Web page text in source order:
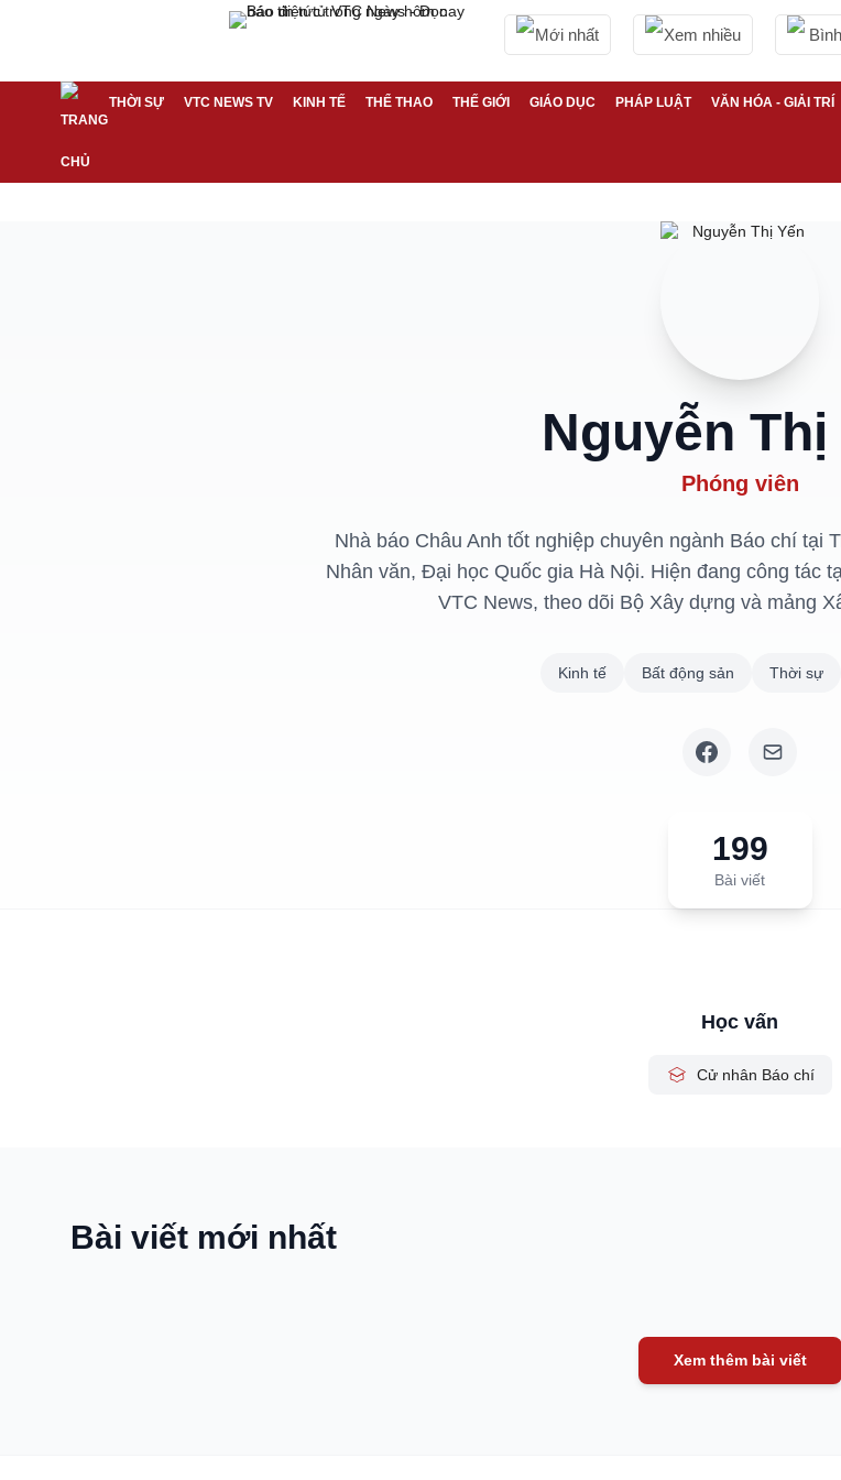
Mới nhất Xem nhiều
THỜI SỰ VTC NEWS TV KINH TẾ THỂ THAO THẾ GIỚI GIÁO DỤC PHÁP LUẬT VĂN HÓA - GIẢI TRÍ
Nguyễn Thị
Phóng viên
Nhà báo Châu Anh tốt nghiệp chuyên ngành Báo chí tại
Nhân văn, Đại học Quốc gia Hà Nội. Hiện đang công tác
VTC News, theo dõi Bộ Xây dựng và mảng
Kinh tế Bất động sản Thời sự
199
Bài viết
Học vấn
Cử nhân Báo chí
Bài viết mới nhất
Xem thêm bài viết